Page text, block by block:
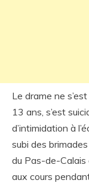
Le drame ne
13 ans, s’est
d’intimidation à
subi des
du Pas-de-Calais
aux cours